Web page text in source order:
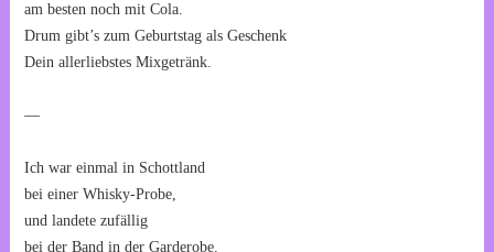
am besten noch mit Cola.
Drum gibt’s zum Geburtstag als Geschenk
Dein allerliebstes Mixgetränk.
—
Ich war einmal in Schottland
bei einer Whisky-Probe,
und landete zufällig
bei der Band in der Garderobe.